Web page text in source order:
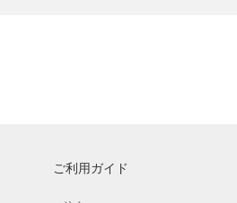
ご利用ガイド